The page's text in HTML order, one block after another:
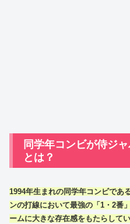
同学年コンビが侍ジ
とは？
1994年生まれの同学年コンビであ
ンの打線において最強の「1・2番
ームに大きな存在感をもたらしてい